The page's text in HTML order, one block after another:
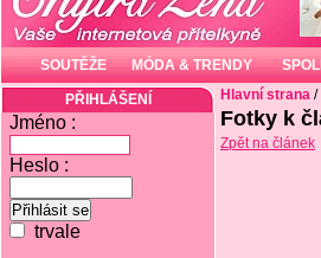
SOUTĚŽE MÓDA & TRENDY
PŘIHLÁŠENÍ
Jméno :
Heslo :
trvale
Hlavní strana /
Fotky k
Zpět na článek